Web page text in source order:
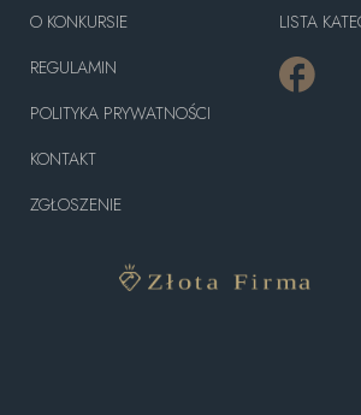
O KONKURSIE
REGULAMIN
POLITYKA PRYWATNOŚCI
KONTAKT
ZGŁOSZENIE
LISTA